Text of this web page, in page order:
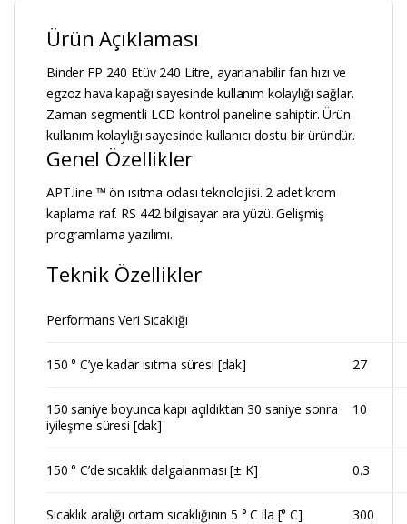
Ürün Açıklaması
Binder FP 240 Etüv 240 Litre, ayarlanabilir fan hızı ve
egzoz hava kapağı sayesinde kullanım kolaylığı sağlar.
Zaman segmentli LCD kontrol paneline sahiptir. Ürün
kullanım kolaylığı sayesinde kullanıcı dostu bir üründür.
Genel Özellikler
APT.line ™ ön ısıtma odası teknolojisi. 2 adet krom
kaplama raf. RS 442 bilgisayar ara yüzü. Gelişmiş
programlama yazılımı.
Teknik Özellikler
Performans Veri Sıcaklığı
150 ° C’ye kadar ısıtma süresi [dak] 27
150 saniye boyunca kapı açıldıktan 30 saniye sonra
iyileşme süresi [dak]
10
150 ° C’de sıcaklık dalgalanması [± K] 0.3
Sıcaklık aralığı ortam sıcaklığının 5 ° C ila [° C] 300